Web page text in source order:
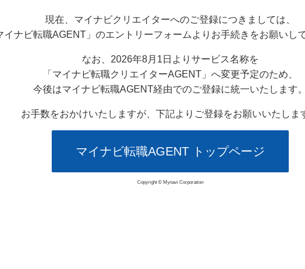
現在、マイナビクリエイターへのご登録につきましては、
イナビ転職AGENT」のエントリーフォームよりお手続きをお願いし
なお、2026年8月1日よりサービス名称を
「マイナビ転職クリエイターAGENT」へ変更予定のため、
今後はマイナビ転職AGENT経由でのご登録に統一いたします。
お手数をおかけいたしますが、下記よりご登録をお願いいたしま
マイナビ転職AGENT トップページ
Copyright © Mynavi Corporation